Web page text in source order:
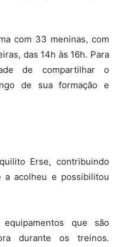
com 33 meninas, com
das 14h às 16h. Para
de compartilhar o
de sua formação e
Erse, contribuindo
acolheu e possibilitou
que são
durante os treinos.